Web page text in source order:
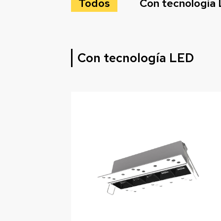
Todos Con tecnología
Con tecnología LED